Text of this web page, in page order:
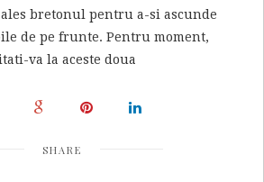
bretonul pentru a-si ascunde
de pe frunte. Pentru moment,
va la aceste doua
SHARE